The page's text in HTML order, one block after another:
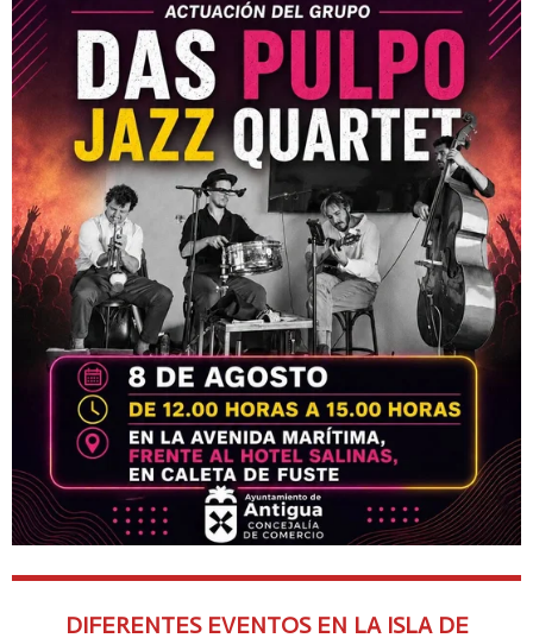
DIFERENTES EVENTOS EN LA ISLA DE